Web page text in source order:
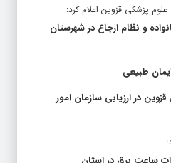
پزشکی قزوین اعلام کرد:
و نظام ارجاع در شهرستان
طبیعی
در ارزیابی سازمان امور